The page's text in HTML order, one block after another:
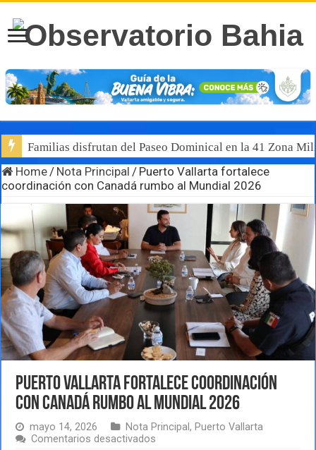
Familias disfrutan del Paseo Dominical en la 41 Zona
Home / Nota Principal / Puerto Vallarta fortalece
coordinación con Canadá rumbo al Mundial 2026
Puerto Vallarta fortalece coordinación
con Canadá rumbo al Mundial 2026
mayo 14, 2026 Nota Principal, Puerto Vallarta
Comentarios desactivados